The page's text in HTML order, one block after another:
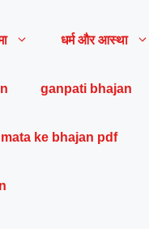
धर्म और आस्था
ganpati bhajan
mata ke bhajan pdf